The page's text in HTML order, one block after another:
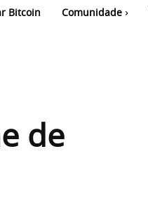
Bitcoin Comunidade
de